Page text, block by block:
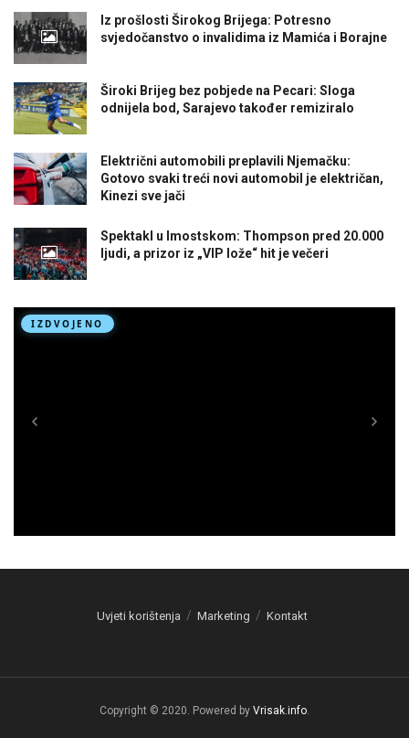
Iz prošlosti Širokog Brijega: Potresno
svjedočanstvo o invalidima iz Mamića i Borajne
Široki Brijeg bez pobjede na Pecari: Sloga
odnijela bod, Sarajevo također remiziralo
Električni automobili preplavili Njemačku:
Gotovo svaki treći novi automobil je električan,
Kinezi sve jači
Spektakl u Imostskom: Thompson pred 20.000
ljudi, a prizor iz „VIP lože“ hit je večeri
Uvjeti korištenja Marketing Kontakt
Copyright © 2020. Powered by Vrisak.info.